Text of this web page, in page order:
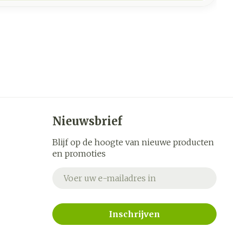
Nieuwsbrief
Blijf op de hoogte van nieuwe producten
en promoties
Inschrijven